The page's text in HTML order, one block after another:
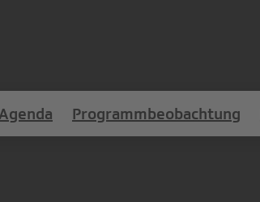
Agenda Programmbeobachtung